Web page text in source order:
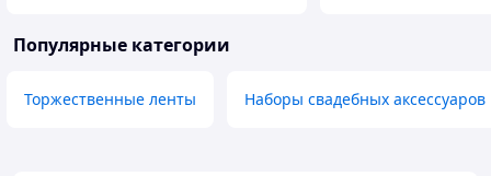
Популярные категории
Торжественные ленты Наборы свадебных аксессуаров